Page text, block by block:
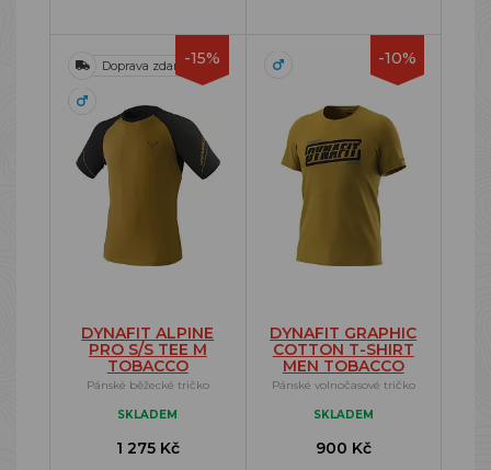
-15%
Doprava zdarma
DYNAFIT ALPINE
PRO S/S TEE M
TOBACCO
Pánské běžecké tričko
SKLADEM
1 275 Kč
-10%
DYNAFIT GRAPHIC
COTTON T-SHIRT
MEN TOBACCO
Pánské volnočasové tričko
SKLADEM
900 Kč